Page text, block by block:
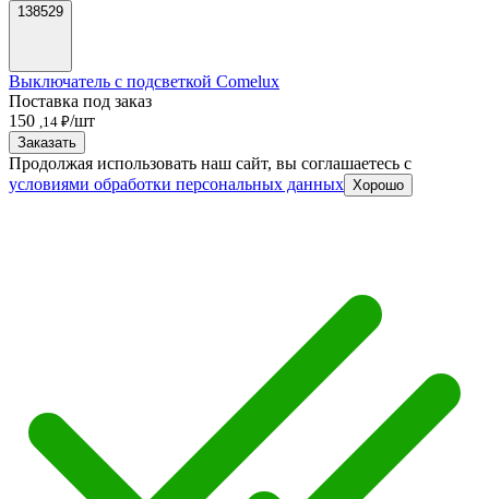
138529
Выключатель с подсветкой Comelux
Поставка под заказ
150 ,14 ₽/шт
Заказать
Продолжая использовать наш сайт, вы соглашаетесь c
условиями обработки персональных данных Хорошо